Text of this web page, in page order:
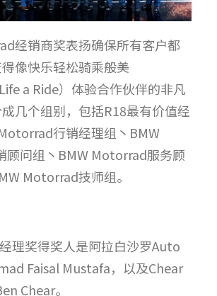
经销商奖表扬确保所有客户都
像快乐轻松骑乘般美
a Ride）体验合作伙伴的非凡
几个组别，包括R18最有价值经
行销经理组丶BMW
顾问组丶BMW Motorrad服务顾
Motorrad技师组。
理奖得奖人是阿拉白沙罗Auto
Faisal Mustafa，以及Chear
Chear。